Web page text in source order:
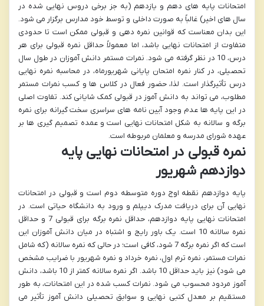
امتحانات پایه های دهم و یازدهم (به جز برخی دروس نهایی شده در
سال های اخیر) غالباً به صورت داخلی و توسط خود مدارس برگزار می شود.
این بدان معناست که قوانین نمره دهی و قبولی ممکن است تا حدودی
متفاوت از امتحانات نهایی باشد، اما معمولاً حداقل نمره قبولی برای هر
درس، 10 در نظر گرفته می شود. نمرات مستمر دانش آموزان در طول سال
تحصیلی، در کنار نمره امتحان پایانی شهریورماه، در محاسبه نمره نهایی
درس تأثیرگذار است. لذا، حضور فعال در کلاس ها و کسب نمرات مستمر
مطلوب، می تواند به دانش آموز در قبولی کمک شایانی کند. تفاوت اصلی
در این پایه ها عدم وجود آیین نامه های سراسری سخت گیرانه برای نمره
برگه و سالانه به شکل امتحانات نهایی است و عمده تصمیم گیری ها بر
عهده شورای مدرسه و معلمان مربوطه است.
نمره قبولی در امتحانات نهایی پایه
دوازدهم شهریور
پایه دوازدهم نقطه اوج دوره متوسطه دوم است و قبولی در امتحانات
نهایی آن برای دریافت مدرک دیپلم و ورود به دانشگاه حیاتی است. در
امتحانات نهایی پایه دوازدهم، حداقل نمره برگه برای قبولی 7 و حداقل
نمره سالانه 10 است. یک باور رایج و اشتباه در میان دانش آموزان این
است که اگر نمره برگه 7 شود، کافی است؛ در حالی که نمره سالانه (که شامل
نمرات مستمر، نمره ترم اول، نمره خرداد و نمره شهریور با ضرایب مشخص
می شود) نیز باید حداقل 10 باشد. اگر نمره سالانه کمتر از 10 باشد، دانش
آموز مردود محسوب می شود. نمرات کسب شده در این امتحانات، به طور
مستقیم بر معدل کتبی نهایی و سوابق تحصیلی دانش آموز تأثیر می